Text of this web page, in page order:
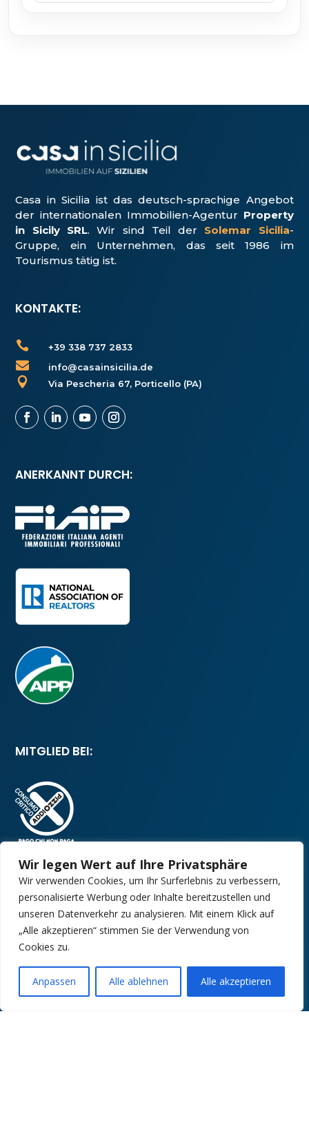
Wir legen Wert auf Ihre Privatsphäre
Wir verwenden Cookies, um Ihr Surferlebnis zu verbessern,
personalisierte Werbung oder Inhalte bereitzustellen und
unseren Datenverkehr zu analysieren. Mit einem Klick auf
„Alle akzeptieren“ stimmen Sie der Verwendung von
Cookies zu.
Anpassen Alle ablehnen Alle akzeptieren
Casa in Sicilia ist das deutsch-sprachige Angebot
der internationalen Immobilien-Agentur Property
in Sicily SRL. Wir sind Teil der Solemar Sicilia-
Gruppe, ein Unter­nehmen, das seit 1986 im
Tourismus tätig ist.
KONTAKTE:
 +39 338 737 2833
 info@casainsicilia.de
 Via Pescheria 67, Porticello (PA)
ANERKANNT DURCH:
MITGLIED BEI:
AUSZEICHNUNGEN: